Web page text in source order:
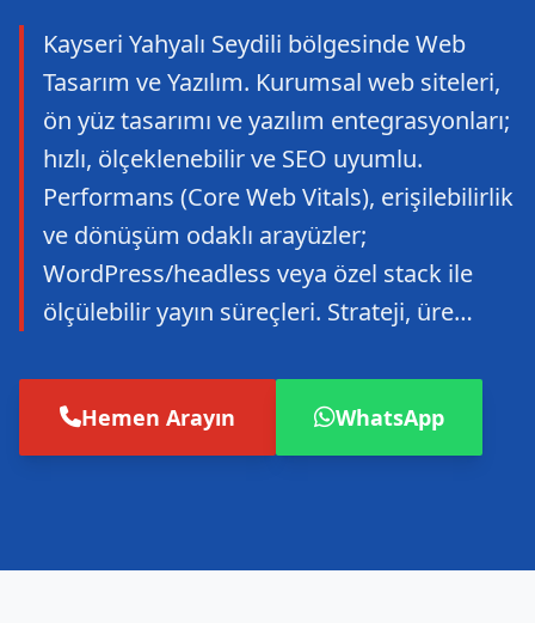
Kayseri Yahyalı Seydili bölgesinde Web
Tasarım ve Yazılım. Kurumsal web siteleri,
ön yüz tasarımı ve yazılım entegrasyonları;
hızlı, ölçeklenebilir ve SEO uyumlu.
Performans (Core Web Vitals), erişilebilirlik
ve dönüşüm odaklı arayüzler;
WordPress/headless veya özel stack ile
ölçülebilir yayın süreçleri. Strateji, üre…
Hemen Arayın WhatsApp